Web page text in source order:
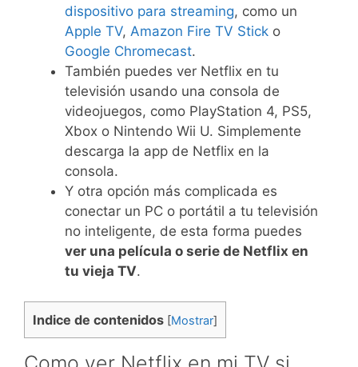
dispositivo para streaming, como un
Apple TV, Amazon Fire TV Stick o
Google Chromecast.
También puedes ver Netflix en tu
televisión usando una consola de
videojuegos, como PlayStation 4, PS5,
Xbox o Nintendo Wii U. Simplemente
descarga la app de Netflix en la
consola.
Y otra opción más complicada es
conectar un PC o portátil a tu televisión
no inteligente, de esta forma puedes
ver una película o serie de Netflix en
tu vieja TV.
Indice de contenidos [Mostrar]